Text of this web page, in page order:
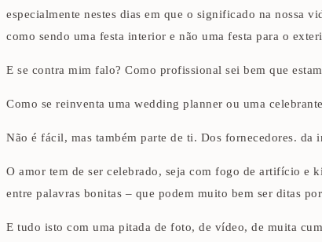
especialmente nestes dias em que o significado na nossa
como sendo uma festa interior e não uma festa para o
E se contra mim falo? Como profissional sei bem que
Como se reinventa uma wedding planner ou uma
Não é fácil, mas também parte de ti. Dos fornecedores. da
O amor tem de ser celebrado, seja com fogo de artifício e
entre palavras bonitas – que podem muito bem ser ditas
E tudo isto com uma pitada de foto, de vídeo, de muita